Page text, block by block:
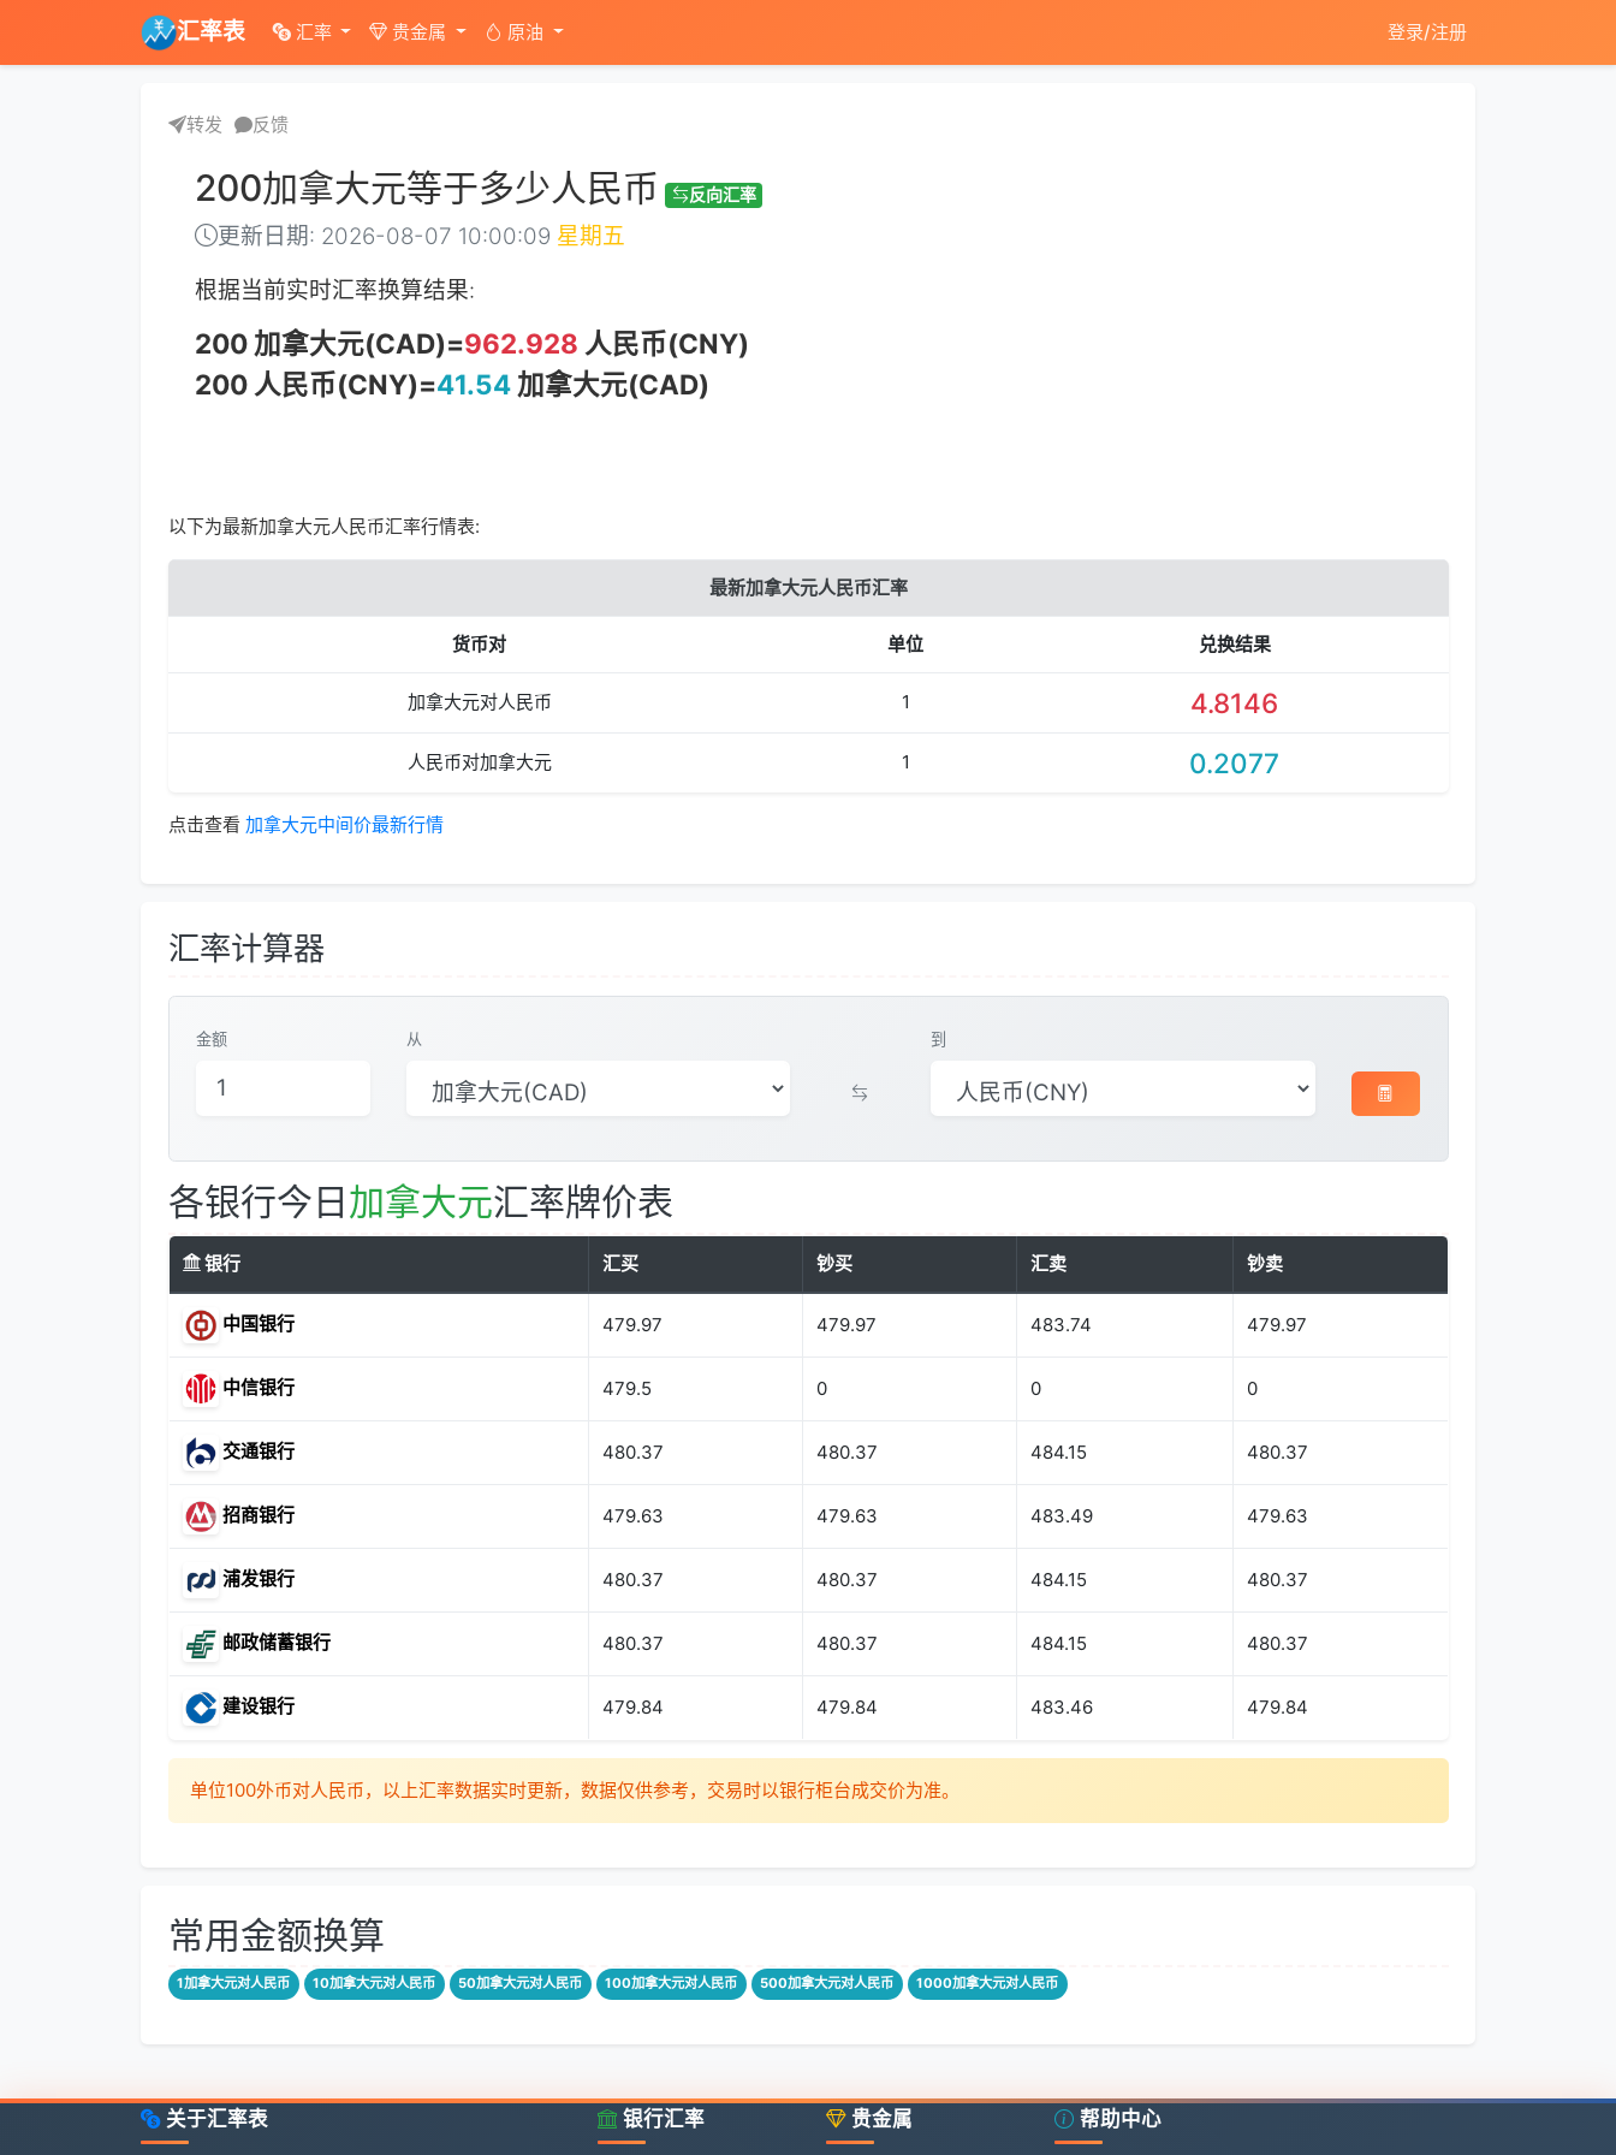
汇率表 汇率 贵金属 原油 登录/注册
转发 反馈
200加拿大元等于多少人民币 反向汇率
更新日期: 2026-08-07 10:00:09 星期五
根据当前实时汇率换算结果:
200 加拿大元(CAD)=962.928 人民币(CNY)
200 人民币(CNY)=41.54 加拿大元(CAD)
以下为最新加拿大元人民币汇率行情表:
最新加拿大元人民币汇率
货币对 单位 兑换结果
加拿大元对人民币 1 4.8146
人民币对加拿大元 1 0.2077
点击查看 加拿大元中间价最新行情
汇率计算器
金额 从 到
各银行今日加拿大元汇率牌价表
银行 汇买 钞买 汇卖 钞卖
中国银行 479.97 479.97 483.74 479.97
中信银行 479.5 0 0 0
交通银行 480.37 480.37 484.15 480.37
招商银行 479.63 479.63 483.49 479.63
浦发银行 480.37 480.37 484.15 480.37
邮政储蓄银行 480.37 480.37 484.15 480.37
建设银行 479.84 479.84 483.46 479.84
单位100外币对人民币，以上汇率数据实时更新，数据仅供参考，交易时以银行柜台成交价为准。
常用金额换算
1加拿大元对人民币 10加拿大元对人民币 50加拿大元对人民币 100加拿大元对人民币 500加拿大元对人民币 1000加拿大元对人民币
关于汇率表 银行汇率 贵金属 帮助中心